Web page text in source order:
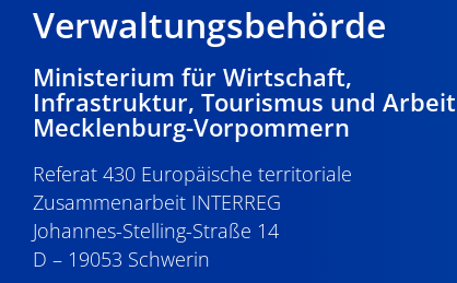
Verwaltungsbehörde
Ministerium für Wirtschaft,
Infrastruktur, Tourismus und Arbeit
Mecklenburg-Vorpommern
Referat 430 Europäische territoriale
Zusammenarbeit INTERREG
Johannes-Stelling-Straße 14
D – 19053 Schwerin